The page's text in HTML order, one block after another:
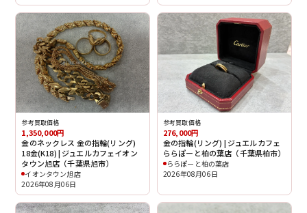
参考買取価格
1,350,000円
金のネックレス 金の指輪(リング)
18金(K18) | ジュエルカフェイオン
タウン旭店（千葉県旭市）
イオンタウン旭店
2026年08月06日
参考買取価格
276,000円
金の指輪(リング) | ジュエルカフェ
ららぽーと柏の葉店（千葉県柏市）
ららぽーと柏の葉店
2026年08月06日